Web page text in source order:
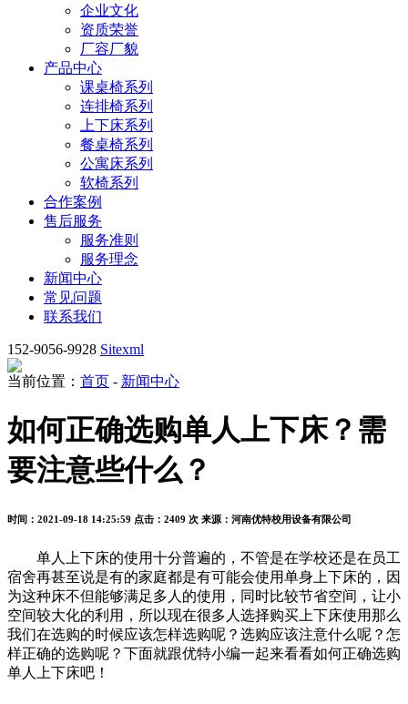
企业文化
资质荣誉
厂容厂貌
产品中心
课桌椅系列
连排椅系列
上下床系列
餐桌椅系列
公寓床系列
软椅系列
合作案例
售后服务
服务准则
服务理念
新闻中心
常见问题
联系我们
152-9056-9928 Sitexml
当前位置： 首页 - 新闻中心
如何正确选购单人上下床？需
要注意些什么？
时间：2021-09-18 14:25:59 点击：2409 次 来源：河南优特校用设备有限公司
单人上下床的使用十分普遍的，不管是在学校还是在员工
宿舍再甚至说是有的家庭都是有可能会使用单身上下床的，因
为这种床不但能够满足多人的使用，同时比较节省空间，让小
空间较大化的利用，所以现在很多人选择购买上下床使用那么
我们在选购的时候应该怎样选购呢？选购应该注意什么呢？怎
样正确的选购呢？下面就跟优特小编一起来看看如何正确选购
单人上下床吧！